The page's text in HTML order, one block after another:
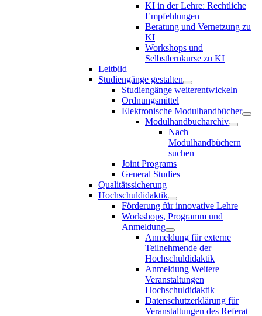
KI in der Lehre: Rechtliche
Empfehlungen
Beratung und Vernetzung zu
KI
Workshops und
Selbstlernkurse zu KI
Leitbild
Studiengänge gestalten
Studiengänge weiterentwickeln
Ordnungsmittel
Elektronische Modulhandbücher
Modulhandbucharchiv
Nach
Modulhandbüchern
suchen
Joint Programs
General Studies
Qualitätssicherung
Hochschuldidaktik
Förderung für innovative Lehre
Workshops, Programm und
Anmeldung
Anmeldung für externe
Teilnehmende der
Hochschuldidaktik
Anmeldung Weitere
Veranstaltungen
Hochschuldidaktik
Datenschutzerklärung für
Veranstaltungen des Referat